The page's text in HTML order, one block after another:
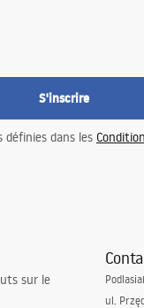
S'inscrire
dans les
sur le
ul.